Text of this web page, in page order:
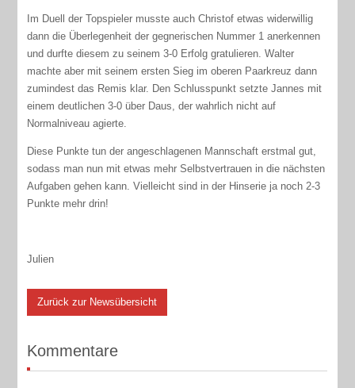
Im Duell der Topspieler musste auch Christof etwas widerwillig
dann die Überlegenheit der gegnerischen Nummer 1 anerkennen
und durfte diesem zu seinem 3-0 Erfolg gratulieren. Walter
machte aber mit seinem ersten Sieg im oberen Paarkreuz dann
zumindest das Remis klar. Den Schlusspunkt setzte Jannes mit
einem deutlichen 3-0 über Daus, der wahrlich nicht auf
Normalniveau agierte.
Diese Punkte tun der angeschlagenen Mannschaft erstmal gut,
sodass man nun mit etwas mehr Selbstvertrauen in die nächsten
Aufgaben gehen kann. Vielleicht sind in der Hinserie ja noch 2-3
Punkte mehr drin!
Julien
Zurück zur Newsübersicht
Kommentare